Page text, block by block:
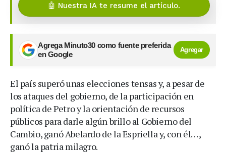
🤖 Nuestra IA te resume el artículo.
Agrega Minuto30 como fuente preferida
en Google
Agregar
El país superó unas elecciones tensas y, a pesar de
los ataques del gobierno, de la participación en
política de Petro y la orientación de recursos
públicos para darle algún brillo al Gobierno del
Cambio, ganó Abelardo de la Espriella y, con él…,
ganó la patria milagro.